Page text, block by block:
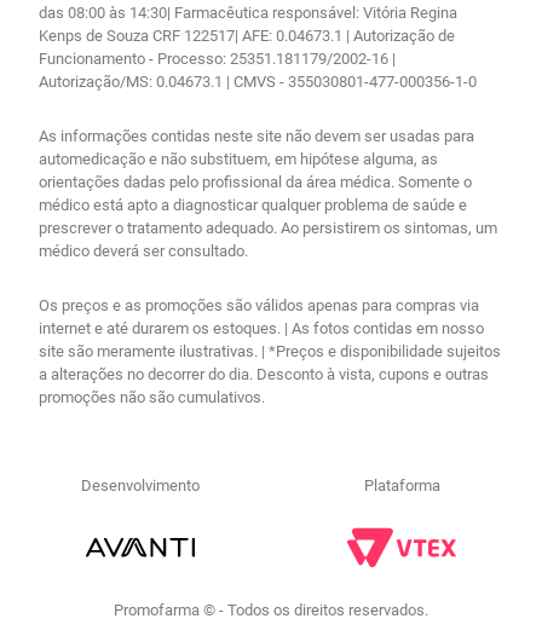
das 08:00 às 14:30| Farmacêutica responsável: Vitória Regina
Kenps de Souza CRF 122517| AFE: 0.04673.1 | Autorização de
Funcionamento - Processo: 25351.181179/2002-16 |
Autorização/MS: 0.04673.1 | CMVS - 355030801-477-000356-1-0
As informações contidas neste site não devem ser usadas para
automedicação e não substituem, em hipótese alguma, as
orientações dadas pelo profissional da área médica. Somente o
médico está apto a diagnosticar qualquer problema de saúde e
prescrever o tratamento adequado. Ao persistirem os sintomas, um
médico deverá ser consultado.
Os preços e as promoções são válidos apenas para compras via
internet e até durarem os estoques. | As fotos contidas em nosso
site são meramente ilustrativas. | *Preços e disponibilidade sujeitos
a alterações no decorrer do dia. Desconto à vista, cupons e outras
promoções não são cumulativos.
Desenvolvimento Plataforma
Promofarma © - Todos os direitos reservados.